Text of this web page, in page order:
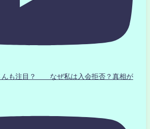
んも注目？ なぜ私は入会拒否？真相が